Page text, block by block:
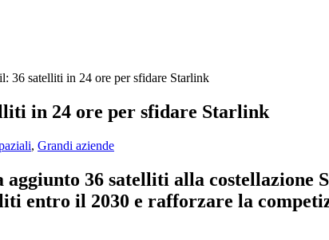
36 satelliti in 24 ore per sfidare Starlink
in 24 ore per sfidare Starlink
, Grandi aziende
36 satelliti alla costellazione
entro il 2030 e rafforzare la